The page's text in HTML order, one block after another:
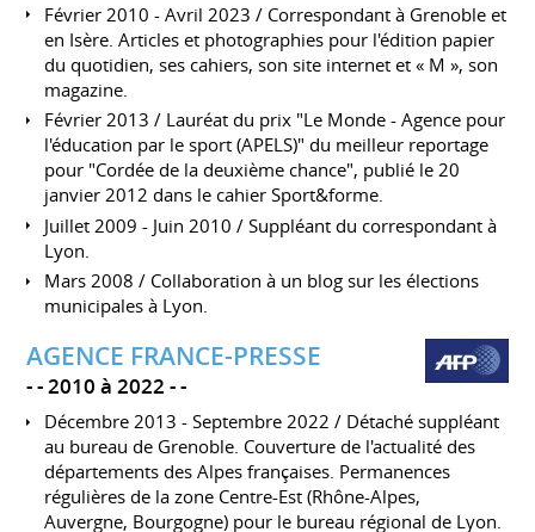
Février 2010 - Avril 2023 / Correspondant à Grenoble et
en Isère. Articles et photographies pour l'édition papier
du quotidien, ses cahiers, son site internet et « M », son
magazine.
Février 2013 / Lauréat du prix "Le Monde - Agence pour
l'éducation par le sport (APELS)" du meilleur reportage
pour "Cordée de la deuxième chance", publié le 20
janvier 2012 dans le cahier Sport&forme.
Juillet 2009 - Juin 2010 / Suppléant du correspondant à
Lyon.
Mars 2008 / Collaboration à un blog sur les élections
municipales à Lyon.
AGENCE FRANCE-PRESSE
- 2010 à 2022 -
Décembre 2013 - Septembre 2022 / Détaché suppléant
au bureau de Grenoble. Couverture de l'actualité des
départements des Alpes françaises. Permanences
régulières de la zone Centre-Est (Rhône-Alpes,
Auvergne, Bourgogne) pour le bureau régional de Lyon.